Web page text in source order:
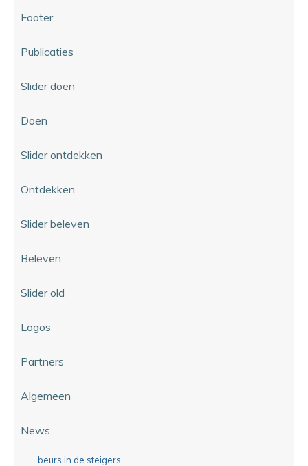
Footer
Publicaties
Slider doen
Doen
Slider ontdekken
Ontdekken
Slider beleven
Beleven
Slider old
Logos
Partners
Algemeen
News
beurs in de steigers